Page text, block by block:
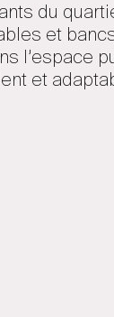
du
et
l’espace
et